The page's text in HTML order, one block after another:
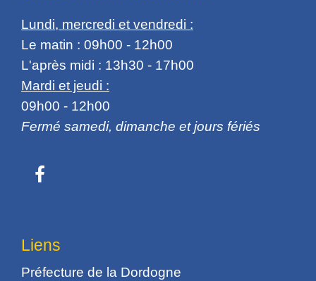
Lundi, mercredi et vendredi :
Le matin : 09h00 - 12h00
L'après midi : 13h30 - 17h00
Mardi et jeudi :
09h00 - 12h00
Fermé samedi, dimanche et jours fériés
Liens
Préfecture de la Dordogne